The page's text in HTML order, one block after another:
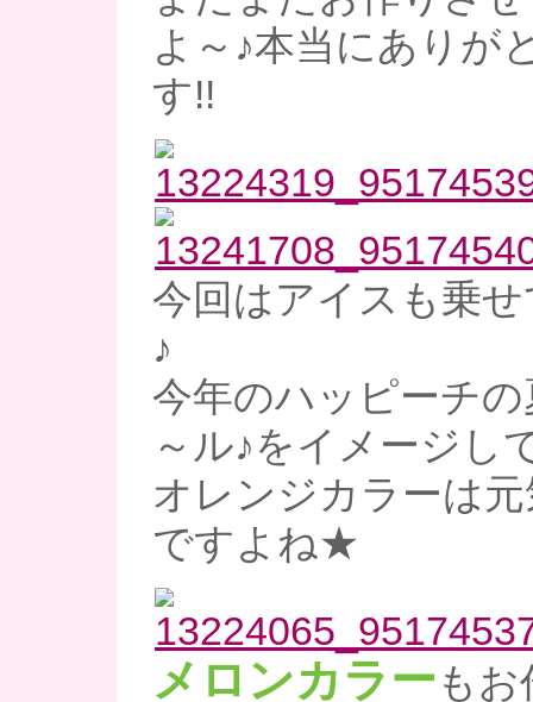
よ～♪本当にありが
す!!
今回はアイスも乗
♪
今年のハッピーチ
～ル♪をイメージし
オレンジカラーは
ですよね★
メロンカラーも